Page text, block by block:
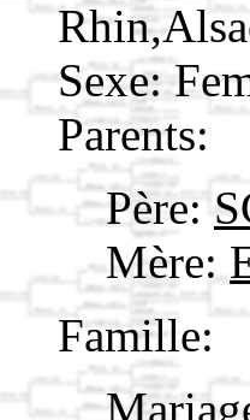
Sexe:
Parents:
Père:
Mère:
Famille: